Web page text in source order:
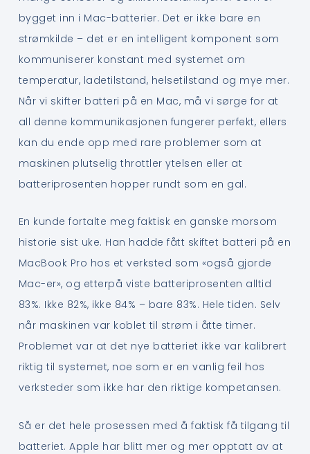
bygget inn i Mac-batterier. Det er ikke bare en
strømkilde – det er en intelligent komponent som
kommuniserer konstant med systemet om
temperatur, ladetilstand, helsetilstand og mye mer.
Når vi skifter batteri på en Mac, må vi sørge for at
all denne kommunikasjonen fungerer perfekt, ellers
kan du ende opp med rare problemer som at
maskinen plutselig throttler ytelsen eller at
batteriprosenten hopper rundt som en gal.
En kunde fortalte meg faktisk en ganske morsom
historie sist uke. Han hadde fått skiftet batteri på en
MacBook Pro hos et verksted som «også gjorde
Mac-er», og etterpå viste batteriprosenten alltid
83%. Ikke 82%, ikke 84% – bare 83%. Hele tiden. Selv
når maskinen var koblet til strøm i åtte timer.
Problemet var at det nye batteriet ikke var kalibrert
riktig til systemet, noe som er en vanlig feil hos
verksteder som ikke har den riktige kompetansen.
Så er det hele prosessen med å faktisk få tilgang til
batteriet. Apple har blitt mer og mer opptatt av at